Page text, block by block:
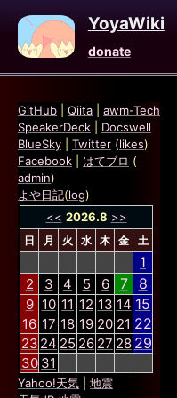
YoyaWiki
donate
GitHub Qiita
awm-Tech
SpeakerDeck
Docswell
BlueSky
Twitter (likes)
Facebook
はてブロ (
admin)
よや日記(log)
<< 2026.8 >>
日 月 火 水 木 金 土
1
2 3 4 5 6 7 8
9 10 11 12 13 14 15
16 17 18 19 20 21 22
23 24 25 26 27 28 29
30 31
Yahoo!天気
地震